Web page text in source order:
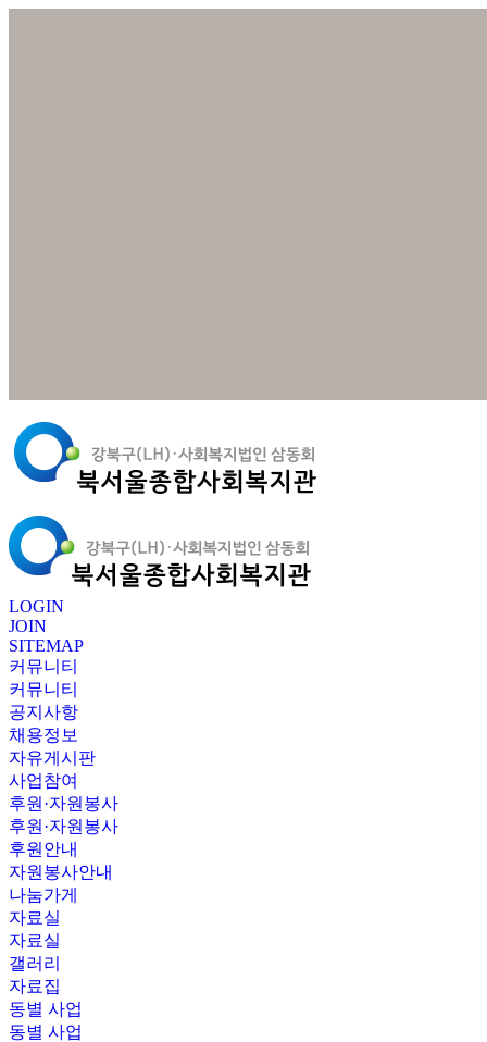
LOGIN
JOIN
SITEMAP
커뮤니티
커뮤니티
공지사항
채용정보
자유게시판
사업참여
후원·자원봉사
후원·자원봉사
후원안내
자원봉사안내
나눔가게
자료실
자료실
갤러리
자료집
동별 사업
동별 사업